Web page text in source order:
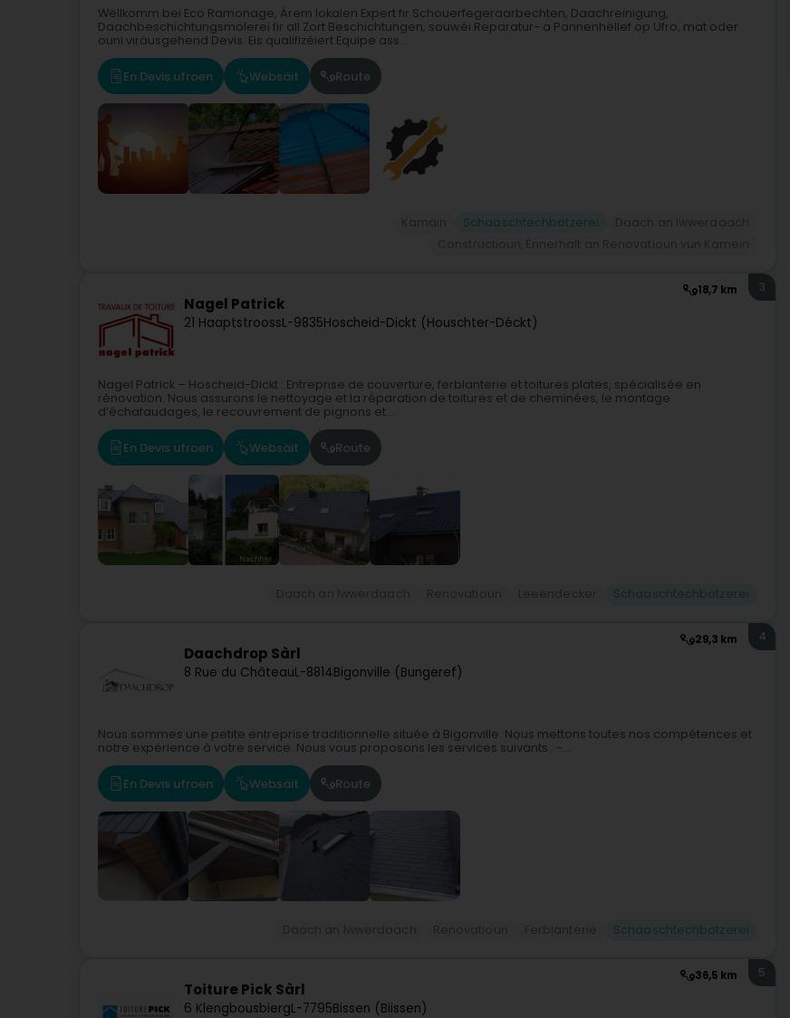
Wëllkomm bei Eco Ramonage, Ärem lokalen Expert fir Schouerfegeraarbechten, Daachreinigung,
Daachbeschichtungsmolerei fir all Zort Beschichtungen, souwéi Reparatur- a Pannenhëllef op Ufro, mat oder
ouni viräusgehend Devis. Eis qualifizéiert Equipe ass...
En Devis ufroen Websäit Route
18,7 km
Nagel Patrick
21 HaaptstroossL-9835Hoscheid-Dickt (Houschter-Déckt)
3
Nagel Patrick – Hoscheid-Dickt : Entreprise de couverture, ferblanterie et toitures plates, spécialisée en
rénovation. Nous assurons le nettoyage et la réparation de toitures et de cheminées, le montage
d’échafaudages, le recouvrement de pignons et...
En Devis ufroen Websäit Route
29,3 km
Daachdrop Sàrl
8 Rue du ChâteauL-8814Bigonville (Bungeref)
4
Nous sommes une petite entreprise traditionnelle située à Bigonville. Nous mettons toutes nos compétences et
notre expérience à votre service. Nous vous proposons les services suivants : -...
En Devis ufroen Websäit Route
36,5 km
Toiture Pick Sàrl
6 KlengbousbiergL-7795Bissen (Biissen)
5